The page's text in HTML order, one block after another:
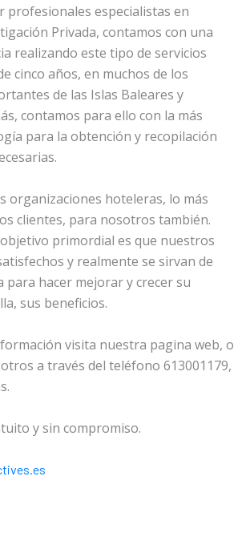
profesionales especialistas en
Privada, contamos con una
realizando este tipo de servicios
cinco años, en muchos de los
de las Islas Baleares y
contamos para ello con la más
para la obtención y recopilación
organizaciones hoteleras, lo más
clientes, para nosotros también.
primordial es que nuestros
y realmente se sirvan de
hacer mejorar y crecer su
sus beneficios.
visita nuestra pagina web, o
a través del teléfono 613001179,
y sin compromiso.